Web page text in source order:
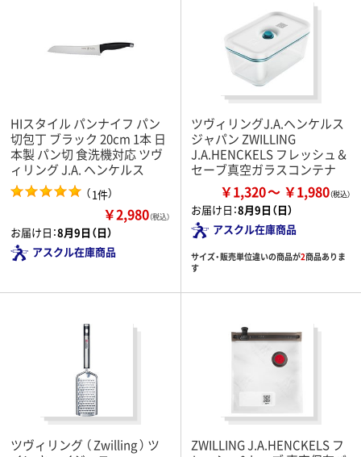
HIスタイル パンナイフ パン
切包丁 ブラック 20cm 1本 日
本製 パン切 食洗機対応 ツヴ
ィリング J.A. ヘンケルス
（1件）
￥2,980（税込）
お届け日：8月9日（日）
アスクル在庫商品
ツヴィリングJ.A.ヘンケルス
ジャパン ZWILLING
J.A.HENCKELS フレッシュ＆
セーブ真空ガラスコンテナ
￥1,320 ￥1,980
お届け日：8月9日（日）
アスクル在庫商品
サイズ・販売単位違いの商品が2商品ありま
す
ツヴィリング （ Zwilling ） ツ
ZWILLING J.A.HENCKELS フ